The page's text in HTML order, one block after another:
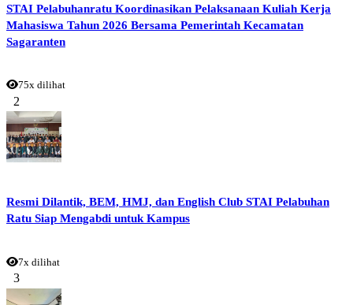
STAI Pelabuhanratu Koordinasikan Pelaksanaan Kuliah Kerja
Mahasiswa Tahun 2026 Bersama Pemerintah Kecamatan
Sagaranten
75x dilihat
2
Resmi Dilantik, BEM, HMJ, dan English Club STAI Pelabuhan
Ratu Siap Mengabdi untuk Kampus
7x dilihat
3